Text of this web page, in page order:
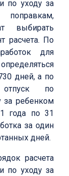
по уходу за
выбирать
расчета. По
для
дней, а по
по
за ребенком
года по 31
за один
дней.
расчета
по уходу за